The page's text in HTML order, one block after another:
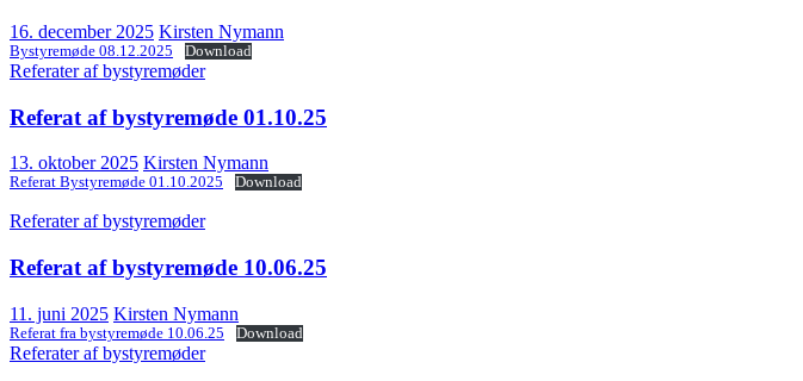
16. december 2025 Kirsten Nymann
Bystyremøde 08.12.2025 Download
Referater af bystyremøder
Referat af bystyremøde 01.10.25
13. oktober 2025 Kirsten Nymann
Referat Bystyremøde 01.10.2025 Download
Referater af bystyremøder
Referat af bystyremøde 10.06.25
11. juni 2025 Kirsten Nymann
Referat fra bystyremøde 10.06.25 Download
Referater af bystyremøder